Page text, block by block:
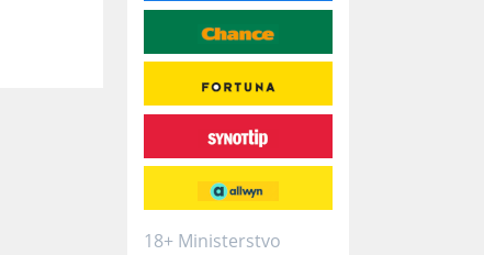
18+ Ministerstvo